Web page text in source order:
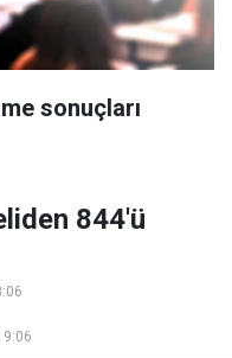
sonuçları
844'ü